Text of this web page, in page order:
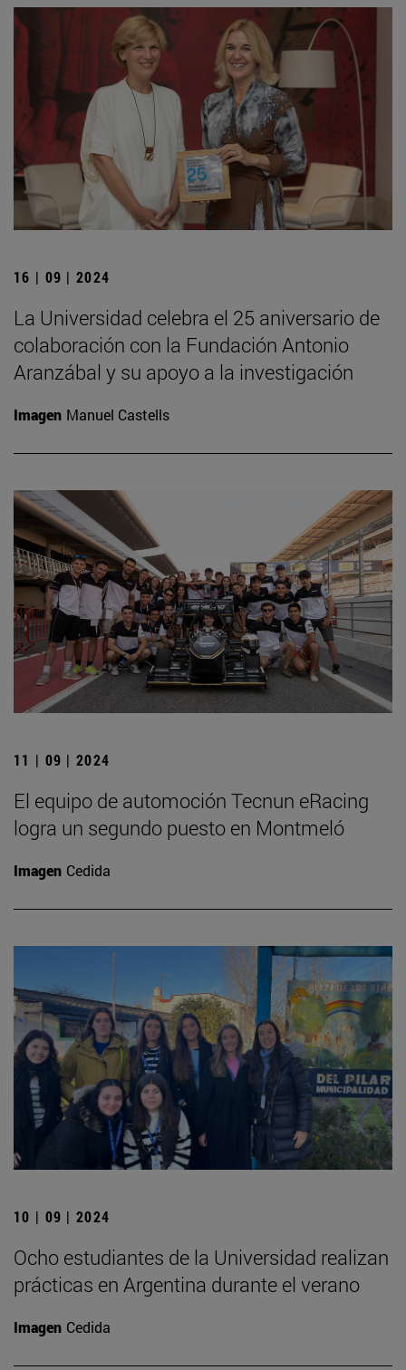
16 | 09 | 2024
La Universidad celebra el 25 aniversario de
colaboración con la Fundación Antonio
Aranzábal y su apoyo a la investigación
Imagen Manuel Castells
11 | 09 | 2024
El equipo de automoción Tecnun eRacing
logra un segundo puesto en Montmeló
Imagen Cedida
10 | 09 | 2024
Ocho estudiantes de la Universidad realizan
prácticas en Argentina durante el verano
Imagen Cedida